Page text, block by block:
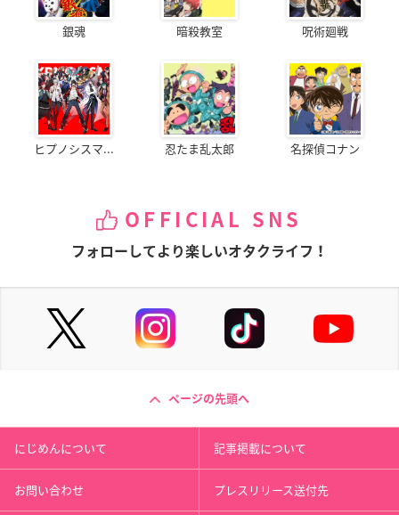
銀魂 暗殺教室 呪術廻戦
ヒプノシスマ... 忍たま乱太郎 名探偵コナン
OFFICIAL SNS
フォローしてより楽しいオタクライフ！
ページの先頭へ
にじめんについて 記事掲載について
お問い合わせ プレスリリース送付先